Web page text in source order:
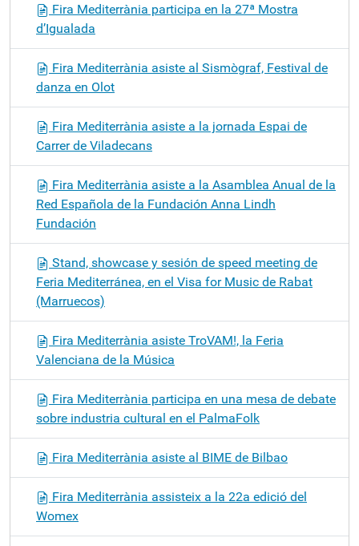
Fira Mediterrània participa en la 27ª Mostra
d’Igualada
Fira Mediterrània asiste al Sismògraf, Festival de
danza en Olot
Fira Mediterrània asiste a la jornada Espai de
Carrer de Viladecans
Fira Mediterrània asiste a la Asamblea Anual de la
Red Española de la Fundación Anna Lindh
Fundación
Stand, showcase y sesión de speed meeting de
Feria Mediterránea, en el Visa for Music de Rabat
(Marruecos)
Fira Mediterrània asiste TroVAM!, la Feria
Valenciana de la Música
Fira Mediterrània participa en una mesa de debate
sobre industria cultural en el PalmaFolk
Fira Mediterrània asiste al BIME de Bilbao
Fira Mediterrània assisteix a la 22a edició del
Womex